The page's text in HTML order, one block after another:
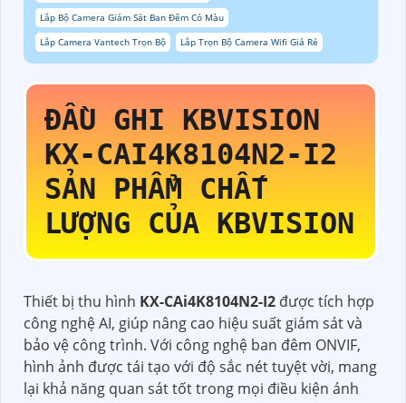
Lắp Bộ Camera Giám Sát Ban Đêm Có Màu
Lắp Camera Vantech Trọn Bộ
Lắp Trọn Bộ Camera Wifi Giá Rẻ
ĐẦU GHI KBVISION
KX-CAI4K8104N2-I2
SẢN PHẨM CHẤT
LƯỢNG CỦA KBVISION
Thiết bị thu hình KX-CAi4K8104N2-I2 được tích hợp
công nghệ AI, giúp nâng cao hiệu suất giám sát và
bảo vệ công trình. Với công nghệ ban đêm ONVIF,
hình ảnh được tái tạo với độ sắc nét tuyệt vời, mang
lại khả năng quan sát tốt trong mọi điều kiện ánh